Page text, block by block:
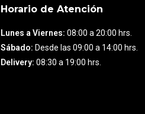
Horario de Atención
Lunes a Viernes: 08:00 a 20:00 hrs.
Sábado: Desde las 09:00 a 14:00 hrs.
Delivery: 08:30 a 19:00 hrs.